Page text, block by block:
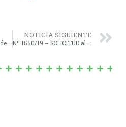
Nº 1548/19 – CREACIÓN del Programa “Un Niño, Un Árbol”; que consiste en la entrega de un ejemplar arbóreo a los padres, madres o tutores legales de cada niño o niña que nazca o se adopte en nuestra Localidad.
NOTICIA SIGUIENTE
Nº 1550/19 – SOLICITUD al Departamento Ejecutivo para que se le imponga el nombre de ALEJANDRO PEDRO DIMITRI al aeródromo local.